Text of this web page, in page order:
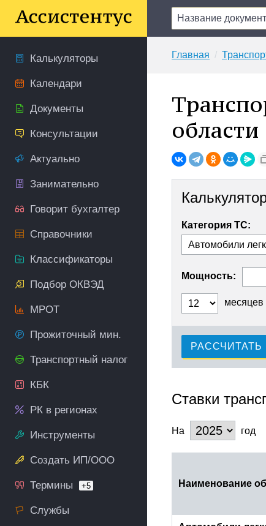
Калькуляторы
Календари
Документы
Консультации
Актуально
Занимательно
Говорит бухгалтер
Справочники
Классификаторы
Подбор ОКВЭД
МРОТ
Прожиточный мин.
Транспортный налог
КБК
РК в регионах
Инструменты
Создать ИП/ООО
Термины +5
Службы
Главная
области
Категория ТС:
Мощность:
месяцев
РАССЧИТАТЬ
Ставки
На год
Наименование